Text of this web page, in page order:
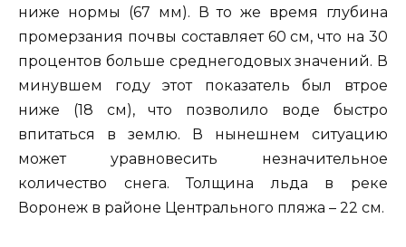
ниже нормы (67 мм). В то же время глубина
промерзания почвы составляет 60 см, что на 30
процентов больше среднегодовых значений. В
минувшем году этот показатель был втрое
ниже (18 см), что позволило воде быстро
впитаться в землю. В нынешнем ситуацию
может уравновесить незначительное
количество снега. Толщина льда в реке
Воронеж в районе Центрального пляжа – 22 см.